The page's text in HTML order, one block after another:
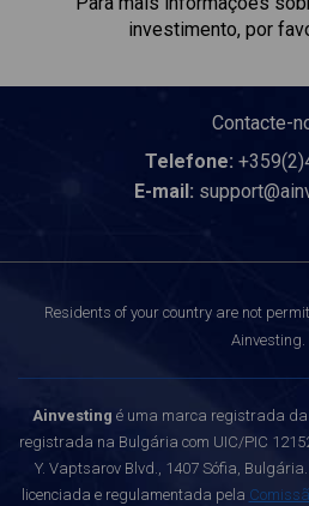
investimento, por
Contacte-
Telefone:
E-mail:
Residents of your country are not
Ainvesting.
Ainvesting é uma marca registrada da
registrada na Bulgária com UIC/PIC
Y. Vaptsarov Blvd., 1407 Sófia,
licenciada e regulamentada pela